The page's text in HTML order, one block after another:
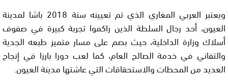
ويعتبر العربي المغاري الذي تم تعيينه سنة 2018 باشا لمدينة
العيون، أحد رجال السلطة الذين راكموا تجربة كبيرة في صفوف
أسلاك وزارة الداخلية، حيث بصم على مسار متميز طبعه الجدية
والتفاني في خدمة الصالح العام، كما لعب دورا بارزا في إنجاح
العديد من المحطات والاستحقاقات التي عاشتها مدينة العيون.